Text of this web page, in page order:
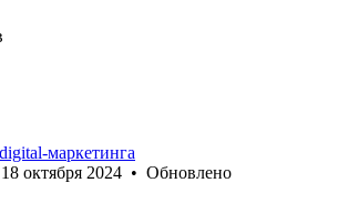
маркетинга
18 октября 2024 • Обновлено